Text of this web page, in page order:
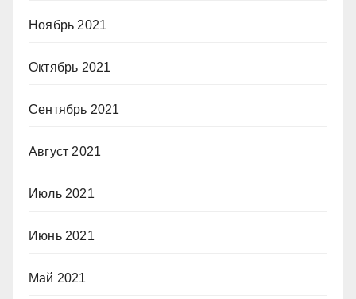
Ноябрь 2021
Октябрь 2021
Сентябрь 2021
Август 2021
Июль 2021
Июнь 2021
Май 2021